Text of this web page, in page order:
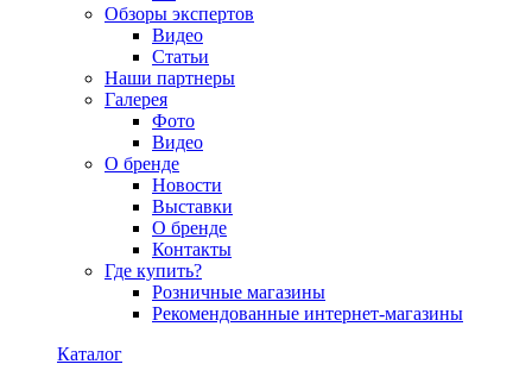
Обзоры экспертов
Видео
Статьи
Наши партнеры
Галерея
Фото
Видео
О бренде
Новости
Выставки
О бренде
Контакты
Где купить?
Розничные магазины
Рекомендованные интернет-магазины
Каталог